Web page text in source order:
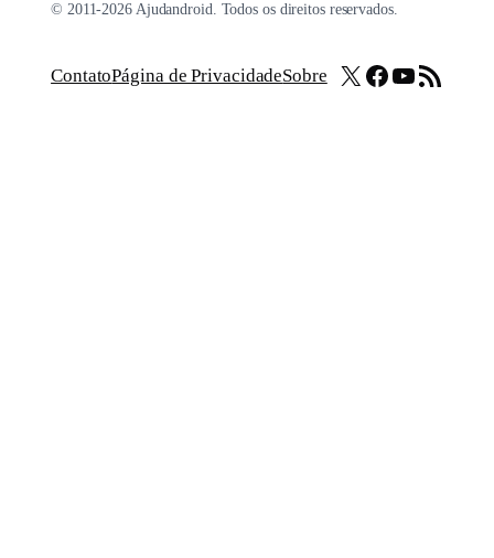
© 2011-2026 Ajudandroid. Todos os direitos reservados.
ContatoPágina de PrivacidadeSobre X Facebook
Youtube
Feed RSS